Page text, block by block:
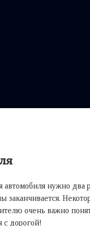
нужно
заканчивается.
очень важно
с дорогой!